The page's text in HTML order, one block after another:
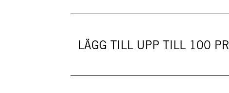
LÄGG TILL UPP TILL 100